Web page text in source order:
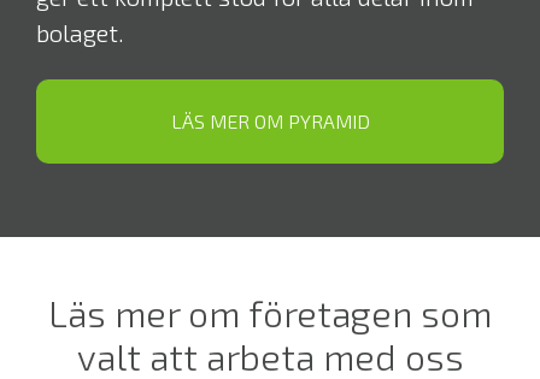
bolaget.
LÄS MER OM PYRAMID
Läs mer om företagen som
valt att arbeta med oss